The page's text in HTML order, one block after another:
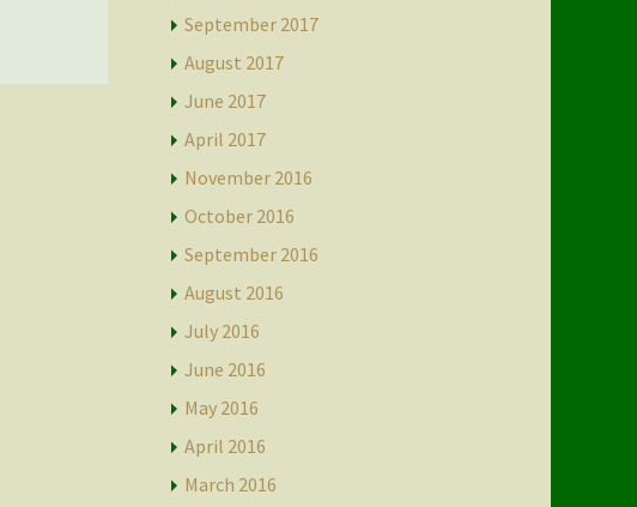
September 2017
August 2017
June 2017
April 2017
November 2016
October 2016
September 2016
August 2016
July 2016
June 2016
May 2016
April 2016
March 2016